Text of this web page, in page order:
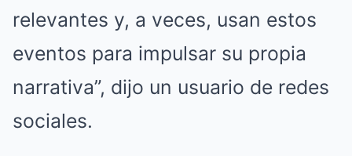
relevantes y, a veces, usan estos
eventos para impulsar su propia
narrativa”, dijo un usuario de redes
sociales.